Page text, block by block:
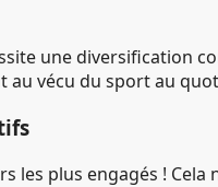
une diversification
au vécu du sport au
plus engagés !